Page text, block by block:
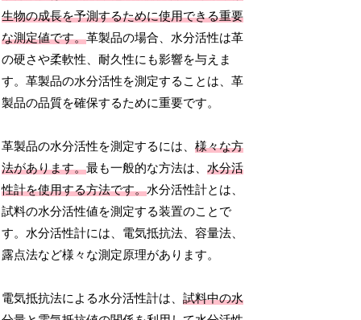
生物の成長を予測するために使用できる重要
な測定値です。革製品の場合、水分活性は革
の硬さや柔軟性、耐久性にも影響を与えま
す。革製品の水分活性を測定することは、革
製品の品質を確保するために重要です。
革製品の水分活性を測定するには、様々な方
法があります。最も一般的な方法は、水分活
性計を使用する方法です。水分活性計とは、
試料の水分活性値を測定する装置のことで
す。水分活性計には、電気抵抗法、容量法、
露点法など様々な測定原理があります。
電気抵抗法による水分活性計は、試料中の水